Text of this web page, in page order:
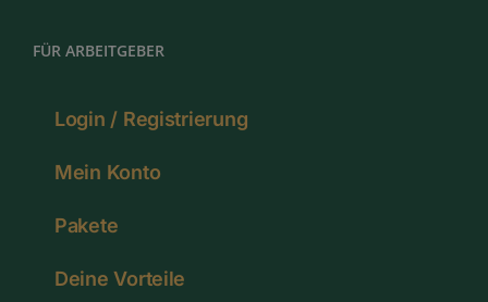
FÜR ARBEITGEBER
Login / Registrierung
Mein Konto
Pakete
Deine Vorteile